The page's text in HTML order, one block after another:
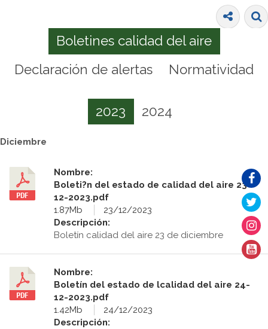
Boletines calidad del aire
Declaración de alertas
Normatividad
2023 2024
Diciembre
Nombre:
Boleti?n del estado de calidad del aire 23-
12-2023.pdf
1.87Mb
23/12/2023
Descripción:
Boletín calidad del aire 23 de diciembre
Nombre:
Boletín del estado de lcalidad del aire 24-
12-2023.pdf
1.42Mb
24/12/2023
Descripción: